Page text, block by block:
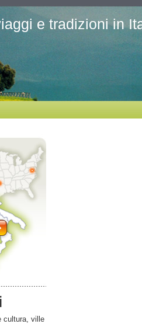
e tradizioni in
cultura, ville